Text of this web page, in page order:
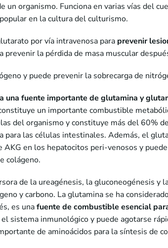
un organismo. Funciona en varias vías del
en la cultura del culturismo.
por vía intravenosa para prevenir
prevenir la pérdida de masa muscular
y puede prevenir la sobrecarga de
una fuente importante de glutamina y
un importante combustible
del organismo y constituye más del 60%
para las células intestinales. Además, el
en los hepatocitos peri-venosos y
colágeno.
de la ureagénesis, la gluconeogénesis y
y carbono. La glutamina se ha
es unafuente de combustible esencial
sistema inmunológico y puede agotarse
de aminoácidos para la síntesis de